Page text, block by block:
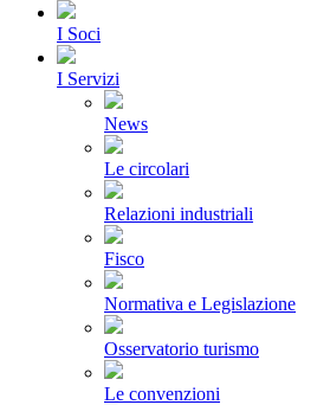
I Soci
I Servizi
News
Le circolari
Relazioni industriali
Fisco
Normativa e Legislazione
Osservatorio turismo
Le convenzioni